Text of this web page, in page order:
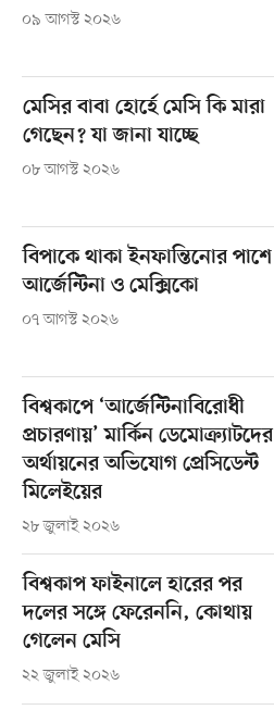
০৯ আগস্ট ২০২৬
মেসির বাবা হোর্হে মেসি কি মারা
গেছেন? যা জানা যাচ্ছে
০৮ আগস্ট ২০২৬
বিপাকে থাকা ইনফান্তিনোর পাশে
আর্জেন্টিনা ও মেক্সিকো
০৭ আগস্ট ২০২৬
বিশ্বকাপে ‘আর্জেন্টিনাবিরোধী
প্রচারণায়’ মার্কিন ডেমোক্র্যাটদের
অর্থায়নের অভিযোগ প্রেসিডেন্ট
মিলেইয়ের
২৮ জুলাই ২০২৬
বিশ্বকাপ ফাইনালে হারের পর
দলের সঙ্গে ফেরেননি, কোথায়
গেলেন মেসি
২২ জুলাই ২০২৬